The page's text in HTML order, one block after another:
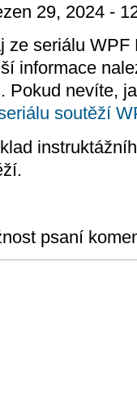
29, 2024 -
ze seriálu
informace
Pokud nevíte,
soutěží
psaní